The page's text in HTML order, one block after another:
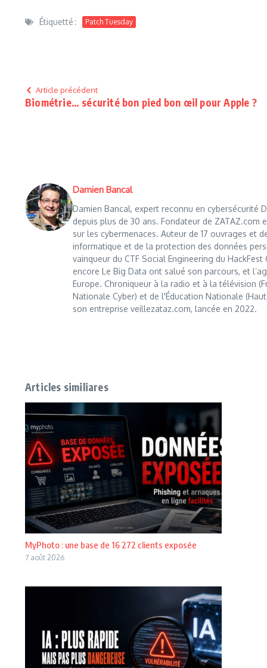
Étiquetté : Patch Tuesday
Article précédent
Biométrie… sécurité bon pied bon œil pour Apple ?
Damien Bancal
Damien Bancal, expert reconnu en cybersécurité
depuis plus de 30 ans. Fondateur de ZATAZ.com
sur les cybermenaces. Auteur de 17 ouvrages et
informatique et de la protection des données
vainqueur du CTF Social Engineering du
encore Le Big Data ont salué son parcours, et
Europe. Chroniqueur à la radio et à la télévision
Nationale Cyber) et de l'Éducation Nationale
son entreprise veillezataz.com, lancée en 2022.
Articles similiares
MyPhoto : une base de 16 272 clients exposée
7 août 2026